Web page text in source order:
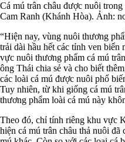
Cá mú trân châu được nuôi
Cam Ranh (Khánh Hòa). Ảnh:
“Hiện nay, vùng nuôi thương
trải dài hầu hết các tỉnh ven
vực nuôi thương phẩm cá mú
ông Thái chia sẻ và cho biết
các loài cá mú được nuôi phổ
Tuy nhiên, từ khi giống cá mú
thương phẩm loài cá mú này
Theo đó, chỉ tính riêng khu vực
hiện cá mú trân châu thả nuôi